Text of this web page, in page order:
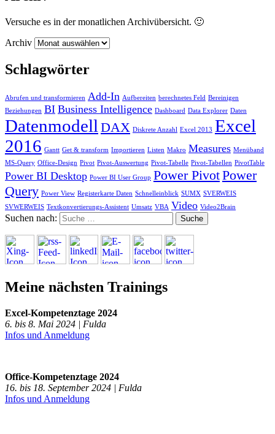
Versuche es in der monatlichen Archivübersicht. 🙂
Archiv
Schlagwörter
Abrufen und transformieren Add-In Aufbereiten berechnetes Feld Bereinigen
Beziehungen BI Business Intelligence Dashboard Data Explorer Daten
Datenmodell DAX Diskrete Anzahl Excel 2013 Excel
2016 Gantt Get & transform Importieren Listen Makro Measures Menüband
MS-Query Office-Design Pivot Pivot-Auswertung Pivot-Tabelle Pivot-Tabellen PivotTable
Power BI Desktop Power BI User Group Power PivotPower
Query Power View Registerkarte Daten Schnelleinblick SUMX SVERWEIS
SVWERWEIS Textkonvertierungs-Assistent Umsatz VBA Video Video2Brain
Suchen nach:
Meine nächsten Trainings
Excel-Kompetenztage 2024
6. bis 8. Mai 2024 | Fulda
Infos und Anmeldung
Office-Kompetenztage 2024
16. bis 18. September 2024 | Fulda
Infos und Anmeldung